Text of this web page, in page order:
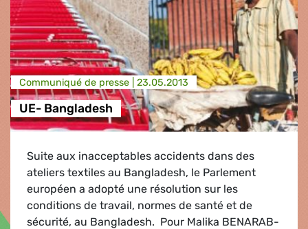
Communiqué de presse | 23.05.2013
UE- Bangladesh
Suite aux inacceptables accidents dans des
ateliers textiles au Bangladesh, le Parlement
européen a adopté une résolution sur les
conditions de travail, normes de santé et de
sécurité, au Bangladesh. Pour Malika BENARAB-